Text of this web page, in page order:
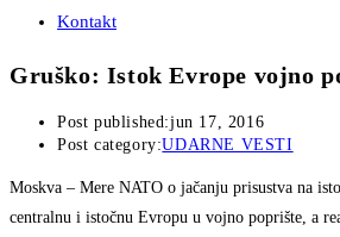
Kontakt
Gruško: Istok Evrope vojno
Post published:jun 17, 2016
Post category:UDARNE VESTI
Moskva – Mere NATO o jačanju prisustva na
centralnu i istočnu Evropu u vojno poprište, a